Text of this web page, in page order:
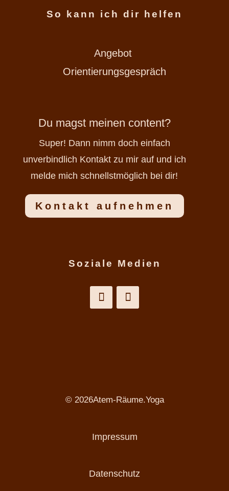
Soziale Medien
So kann ich dir helfen
Angebot
Orientierungsgespräch
Du magst meinen content?
Super! Dann nimm doch einfach
unverbindlich Kontakt zu mir auf und ich
melde mich schnellstmöglich bei dir!
Kontakt aufnehmen
© 2026Atem-Räume.Yoga
Impressum
Datenschutz